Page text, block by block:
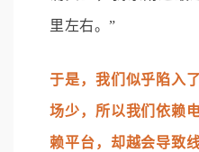
里左右。”
于是，我们似乎陷入
场少，所以我们依赖
赖平台，却越会导致